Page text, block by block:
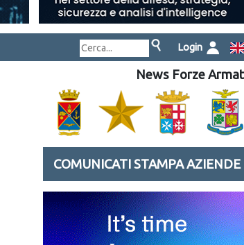
Login
News Forze
COMUNICATI STAMPA AZIENDE